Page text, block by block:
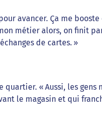
avancer. Ça me
métier alors, on finit
de cartes. »
« Aussi, les gens
le magasin et qui